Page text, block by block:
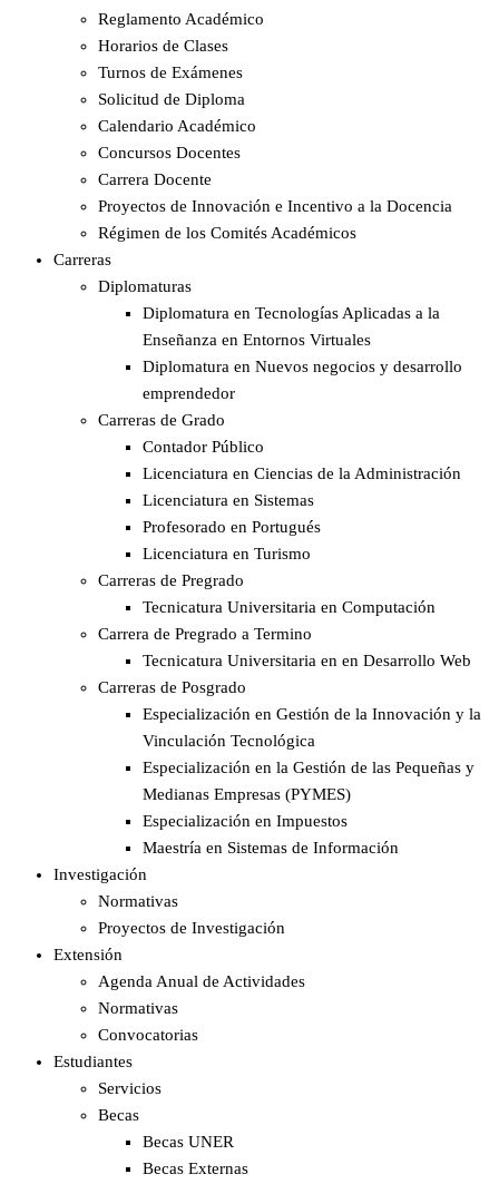
Reglamento Académico
Horarios de Clases
Turnos de Exámenes
Solicitud de Diploma
Calendario Académico
Concursos Docentes
Carrera Docente
Proyectos de Innovación e Incentivo a la Docencia
Régimen de los Comités Académicos
Carreras
Diplomaturas
Diplomatura en Tecnologías Aplicadas a la
Enseñanza en Entornos Virtuales
Diplomatura en Nuevos negocios y desarrollo
emprendedor
Carreras de Grado
Contador Público
Licenciatura en Ciencias de la Administración
Licenciatura en Sistemas
Profesorado en Portugués
Licenciatura en Turismo
Carreras de Pregrado
Tecnicatura Universitaria en Computación
Carrera de Pregrado a Termino
Tecnicatura Universitaria en en Desarrollo Web
Carreras de Posgrado
Especialización en Gestión de la Innovación y la
Vinculación Tecnológica
Especialización en la Gestión de las Pequeñas y
Medianas Empresas (PYMES)
Especialización en Impuestos​
Maestría en Sistemas de Información
Investigación
Normativas
Proyectos de Investigación
Extensión
Agenda Anual de Actividades
Normativas
Convocatorias
Estudiantes
Servicios
Becas
Becas UNER
Becas Externas